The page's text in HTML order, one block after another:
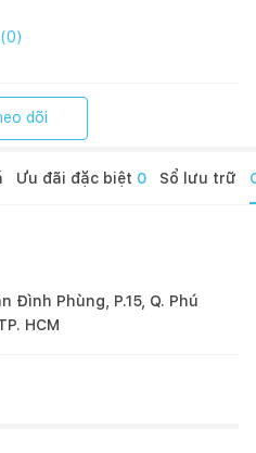
(0)
dõi
Ưu đãi đặc biệt 0 Sổ lưu trữ
Đình Phùng, P.15, Q. Phú
HCM